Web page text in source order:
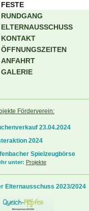
FESTE
RUNDGANG
ELTERNAUSSCHUSS
KONTAKT
ÖFFNUNGSZEITEN
ANFAHRT
GALERIE
Förderverein:
23.04.2024
2024
Spielzeugbörse
unter: Projekte
Elternausschuss 2023/2024